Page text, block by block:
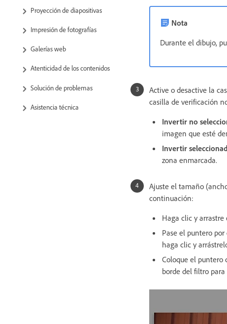
Proyección de diapositivas
Impresión de fotografías
Galerías web
Atenticidad de los contenidos
Solución de problemas
Asistencia técnica
Nota
Durante el dibujo,
Active o desactive la
casilla de verificación
Invertir no
imagen que esté
Invertir
zona enmarcada.
Ajuste el tamaño
continuación:
Haga clic y
Pase el puntero
haga clic y
Coloque el puntero
borde del filtro